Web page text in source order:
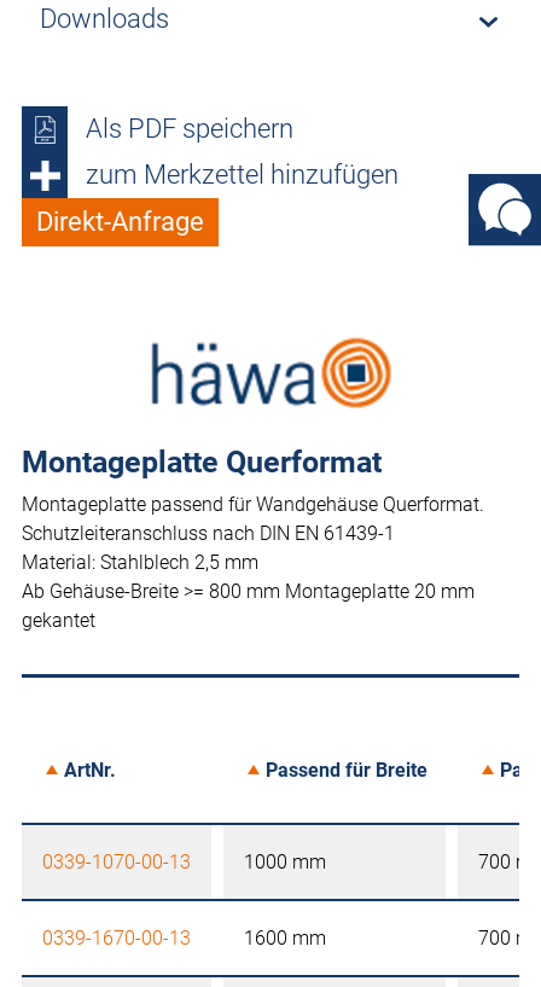
Downloads
Als PDF speichern
zum Merkzettel hinzufügen
Direkt-Anfrage
Montageplatte Querformat
Montageplatte passend für Wandgehäuse Querformat.
Schutzleiteranschluss nach DIN EN 61439-1
Material: Stahlblech 2,5 mm
Ab Gehäuse-Breite >= 800 mm Montageplatte 20 mm
gekantet
ArtNr. Passend für Breite
0339-1070-00-13 1000 mm 700
0339-1670-00-13 1600 mm 700